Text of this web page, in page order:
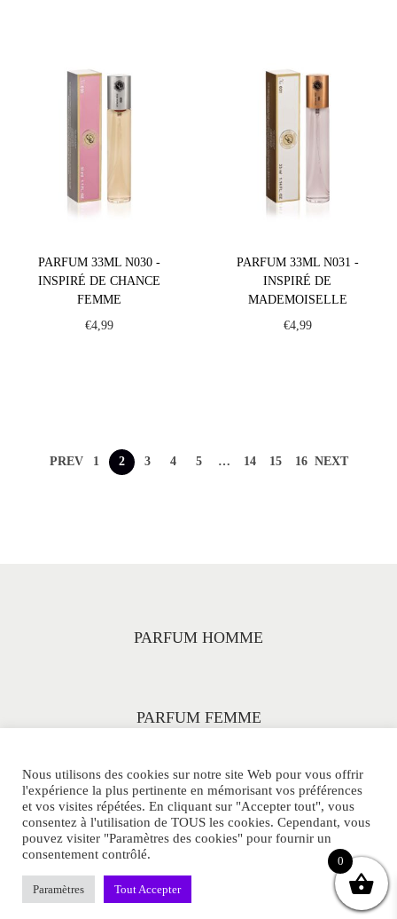
PARFUM 33ML N030 -
INSPIRÉ DE CHANCE
FEMME
€4,99
PARFUM 33ML N031 -
INSPIRÉ DE
MADEMOISELLE
€4,99
PREV 1 2 3 4 5 … 14 15 16 NEXT
PARFUM HOMME
PARFUM FEMME
© PARFUMS-33ML.COM Tous Droits Réservés.
SITEMAP
CONTACT
MENTIONS LEGALES FAQ
Nous utilisons des cookies sur notre site Web pour vous offrir
l'expérience la plus pertinente en mémorisant vos préférences
et vos visites répétées. En cliquant sur "Accepter tout", vous
consentez à l'utilisation de TOUS les cookies. Cependant, vous
pouvez visiter "Paramètres des cookies" pour fournir un
consentement contrôlé.
Paramètres Tout Accepter
0